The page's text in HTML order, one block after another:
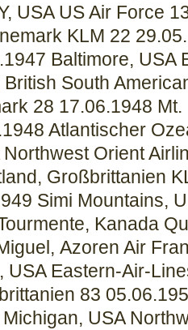
USA US Air Force
KLM 22
Baltimore, USA
South
28 17.06.1948
Atlantischer
Orient
Großbrittanien
Simi Mountains,
Kanada
Azoren Air
USA Eastern-Air-
83
USA